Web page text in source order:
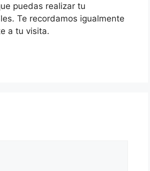
puedas realizar tu
Te recordamos igualmente
a tu visita.